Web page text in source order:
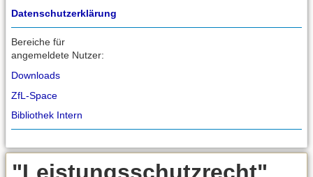
Datenschutzerklärung
Bereiche für
angemeldete Nutzer:
Downloads
ZfL-Space
Bibliothek Intern